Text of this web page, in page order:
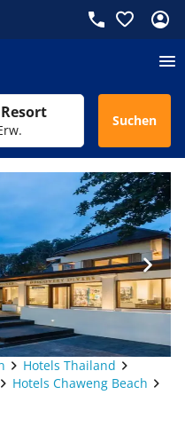
Suchen
Hotels Thailand
Hotels Chaweng Beach